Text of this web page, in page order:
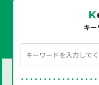
K
キ